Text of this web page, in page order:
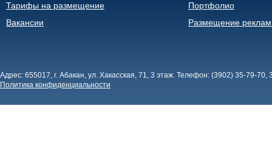
Тарифы на размещение
Вакансии
Портфолио
Размещение
Адрес: 655017, г. Абакан, ул. Хакасская, 71, 3 этаж. Телефон: (3902) 35-79-
Политика конфиденциальности